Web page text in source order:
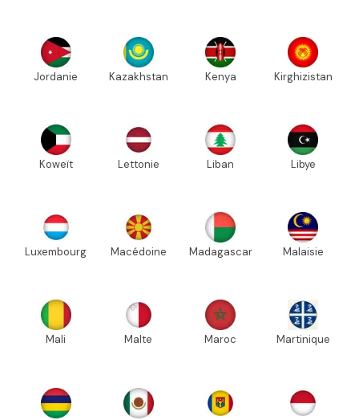
Jordanie Kazakhstan Kenya Kirghizistan
Koweït Lettonie Liban Libye
Luxembourg Macédoine Madagascar Malaisie
Mali Malte Maroc Martinique